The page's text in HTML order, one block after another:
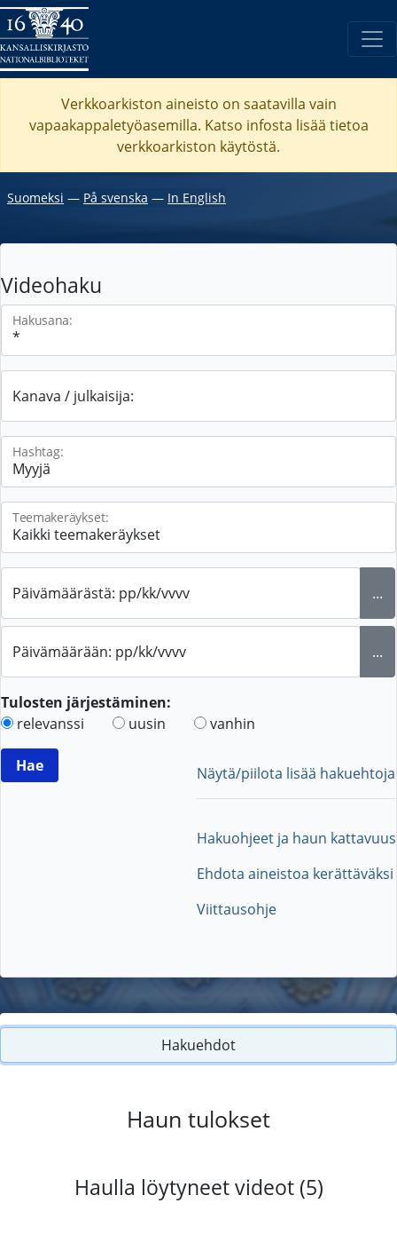
Verkkoarkiston aineisto on saatavilla vain
vapaakappaletyöasemilla. Katso infosta lisää tietoa
verkkoarkiston käytöstä.
Suomeksi ― På svenska ― In English
Videohaku
Hakusana:
Kanava / julkaisija:
Hashtag:
Teemakeräykset:
Päivämäärästä: pp/kk/vvvv ...
Päivämäärään: pp/kk/vvvv ...
Tulosten järjestäminen:
relevanssi
uusin vanhin
Näytä/piilota lisää hakuehtoja
Hakuohjeet ja haun kattavuus
Ehdota aineistoa kerättäväksi
Viittausohje
Hakuehdot
Haun tulokset
Haulla löytyneet videot (5)